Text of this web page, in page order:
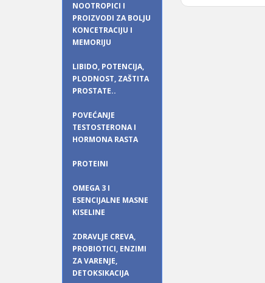
NOOTROPICI I
PROIZVODI ZA BOLJU
KONCETRACIJU I
MEMORIJU
LIBIDO, POTENCIJA,
PLODNOST, ZAŠTITA
PROSTATE..
POVEĆANJE
TESTOSTERONA I
HORMONA RASTA
PROTEINI
OMEGA 3 I
ESENCIJALNE MASNE
KISELINE
ZDRAVLJE CREVA,
PROBIOTICI, ENZIMI
ZA VARENJE,
DETOKSIKACIJA